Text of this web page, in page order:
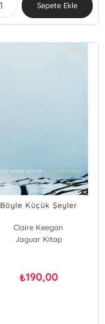
Sepete Ekle
Böyle Küçük Şeyler
Claire Keegan
Jaguar Kitap
₺190,00